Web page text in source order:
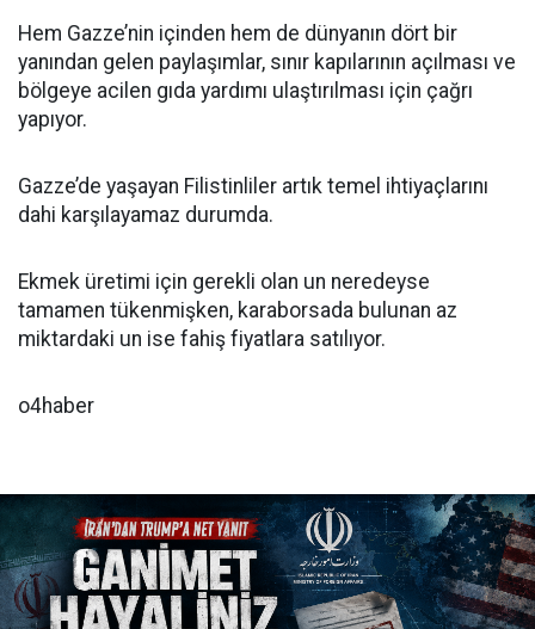
Hem Gazze’nin içinden hem de dünyanın dört bir
yanından gelen paylaşımlar, sınır kapılarının açılması ve
bölgeye acilen gıda yardımı ulaştırılması için çağrı
yapıyor.
Gazze’de yaşayan Filistinliler artık temel ihtiyaçlarını
dahi karşılayamaz durumda.
Ekmek üretimi için gerekli olan un neredeyse
tamamen tükenmişken, karaborsada bulunan az
miktardaki un ise fahiş fiyatlara satılıyor.
o4haber